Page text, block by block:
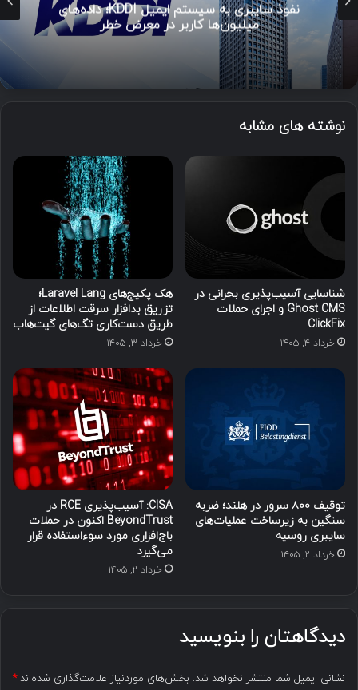
نفوذ سایبری به سیستم ایمیل KDDI؛ داده‌های
میلیون‌ها کاربر در معرض خطر
نوشته های مشابه
شناسایی آسیب‌پذیری بحرانی در
Ghost CMS و اجرای حملات
ClickFix
خرداد ۴, ۱۴۰۵
هک پکیج‌های Laravel Lang؛
تزریق بدافزار سرقت اطلاعات از
طریق دست‌کاری تگ‌های گیت‌هاب
خرداد ۳, ۱۴۰۵
توقیف ۸۰۰ سرور در هلند؛ ضربه
سنگین به زیرساخت عملیات‌های
سایبری روسیه
خرداد ۲, ۱۴۰۵
CISA: آسیب‌پذیری RCE در
BeyondTrust اکنون در حملات
باج‌افزاری مورد سوءاستفاده قرار
می‌گیرد
خرداد ۲, ۱۴۰۵
دیدگاهتان را بنویسید
نشانی ایمیل شما منتشر نخواهد شد. بخش‌های موردنیاز علامت‌گذاری شده‌اند*